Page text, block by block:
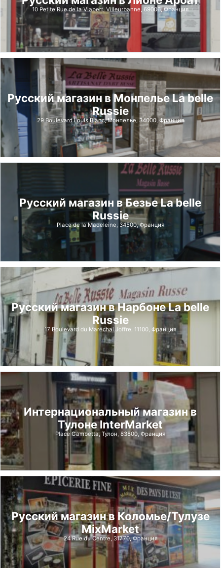
10 Petite Rue de la Viabert, Villeurbanne, 69006, Франция
Русский магазин в Монпелье La belle
Russie
29 Boulevard Louis Blanc, Монпелье, 34000, Франция
Русский магазин в Безье La belle
Russie
Place de la Madeleine, 34500, Франция
Русский магазин в Нарбоне La belle
Russie
17 Boulevard du Maréchal Joffre, 11100, Франция
Интернациональный магазин в
Тулоне InterMarket
Place Gambetta, Тулон, 83800, Франция
Русский магазин в Коломье/Тулузе
MixMarket
24 Rue du Centre, 31770, Франция